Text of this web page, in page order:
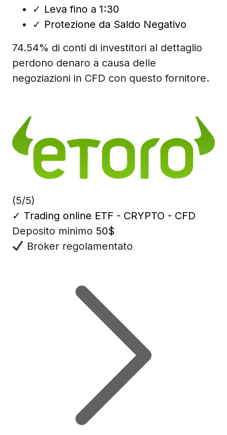
✓ Leva fino a 1:30
✓ Protezione da Saldo Negativo
74.54% di conti di investitori al dettaglio
perdono denaro a causa delle
negoziazioni in CFD con questo fornitore.
(5/5)
✓ Trading online ETF - CRYPTO - CFD
Deposito minimo 50$
Broker regolamentato